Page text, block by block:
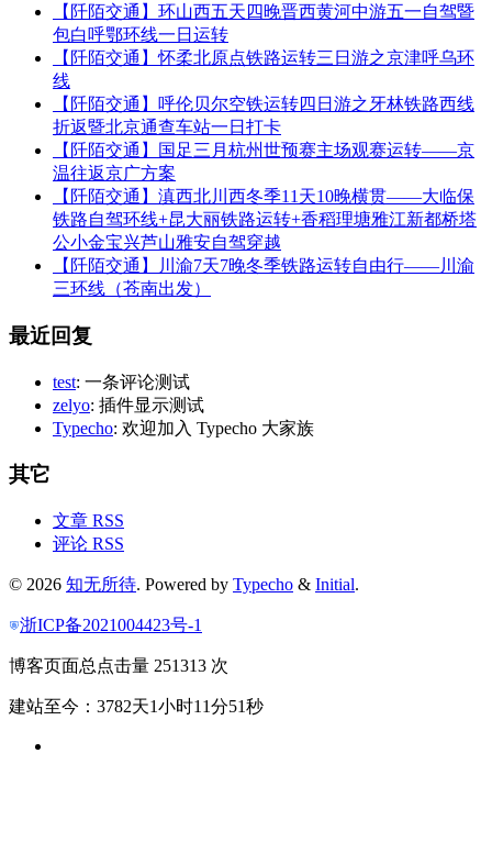
【阡陌交通】环山西五天四晚晋西黄河中游五一自驾暨
包白呼鄂环线一日运转
【阡陌交通】怀柔北原点铁路运转三日游之京津呼乌环
线
【阡陌交通】呼伦贝尔空铁运转四日游之牙林铁路西线
折返暨北京通查车站一日打卡
【阡陌交通】国足三月杭州世预赛主场观赛运转——京
温往返京广方案
【阡陌交通】滇西北川西冬季11天10晚横贯——大临保
铁路自驾环线+昆大丽铁路运转+香稻理塘雅江新都桥塔
公小金宝兴芦山雅安自驾穿越
【阡陌交通】川渝7天7晚冬季铁路运转自由行——川渝
三环线（苍南出发）
最近回复
test: 一条评论测试
zelyo: 插件显示测试
Typecho: 欢迎加入 Typecho 大家族
其它
文章 RSS
评论 RSS
© 2026 知无所待. Powered by Typecho & Initial.
浙ICP备2021004423号-1
博客页面总点击量 251313 次
建站至今：3782天1小时11分52秒